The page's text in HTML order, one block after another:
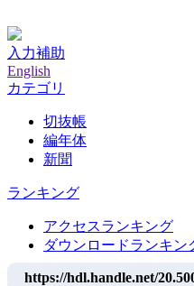
入力補助
English
カテゴリ
切抜帳
編年体
新聞
ランキング
アクセスランキング
ダウンロードランキン
https://hdl.handle.net/